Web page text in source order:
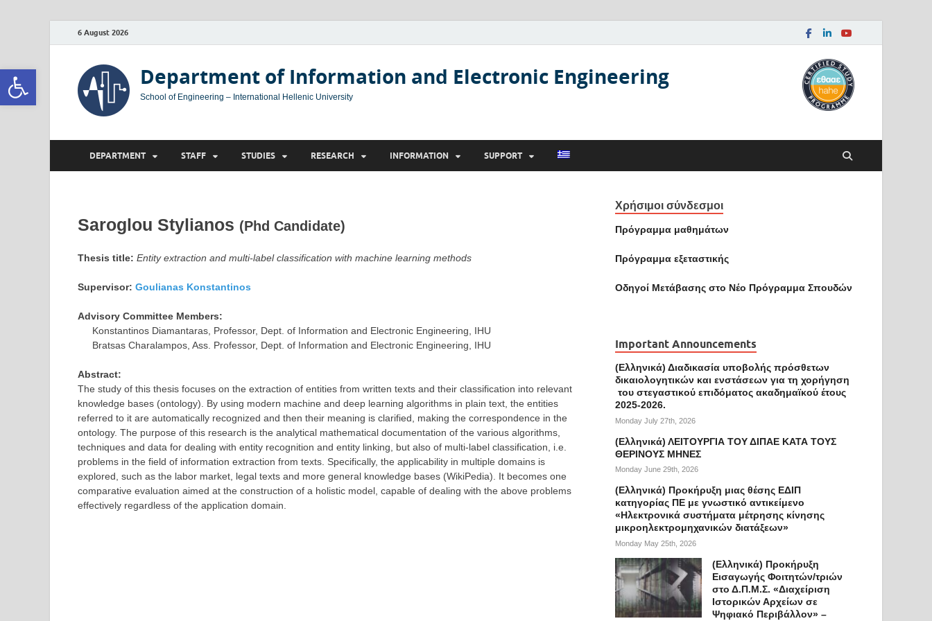
Open toolbar
6 August 2026
Department of Information and Electronic Engineering
School of Engineering – International Hellenic University
DEPARTMENT STAFF STUDIES RESEARCH INFORMATION SUPPORT
Saroglou Stylianos (Phd Candidate)
Thesis title: Entity extraction and multi-label classification with machine learning methods
Supervisor: Goulianas Konstantinos
Advisory Committee Members:
Konstantinos Diamantaras, Professor, Dept. of Information and Electronic Engineering, IHU
Bratsas Charalampos, Ass. Professor, Dept. of Information and Electronic Engineering, IHU
Abstract:
The study of this thesis focuses on the extraction of entities from written texts and their classification into relevant
knowledge bases (ontology). By using modern machine and deep learning algorithms in plain text, the entities
referred to it are automatically recognized and then their meaning is clarified, making the correspondence in the
ontology. The purpose of this research is the analytical mathematical documentation of the various algorithms,
techniques and data for dealing with entity recognition and entity linking, but also of multi-label classification, i.e.
problems in the field of information extraction from texts. Specifically, the applicability in multiple domains is
explored, such as the labor market, legal texts and more general knowledge bases (WikiPedia). It becomes one
comparative evaluation aimed at the construction of a holistic model, capable of dealing with the above problems
effectively regardless of the application domain.
Χρήσιμοι σύνδεσμοι
Πρόγραμμα μαθημάτων
Πρόγραμμα εξεταστικής
Οδηγοί Mετάβασης στο Νέο Πρόγραμμα Σπουδών
Important Announcements
(Ελληνικά) Διαδικασία υποβολής πρόσθετων
δικαιολογητικών και ενστάσεων για τη χορήγηση
του στεγαστικού επιδόματος ακαδημαϊκού έτους
2025-2026.
Monday July 27th, 2026
(Ελληνικά) ΛΕΙΤΟΥΡΓΙΑ ΤΟΥ ΔΙΠΑΕ ΚΑΤΑ ΤΟΥΣ
ΘΕΡΙΝΟΥΣ ΜΗΝΕΣ
Monday June 29th, 2026
(Ελληνικά) Προκήρυξη μιας θέσης ΕΔΙΠ
κατηγορίας ΠΕ με γνωστικό αντικείμενο
«Ηλεκτρονικά συστήματα μέτρησης κίνησης
μικροηλεκτρομηχανικών διατάξεων»
Monday May 25th, 2026
(Ελληνικά) Προκήρυξη
Εισαγωγής Φοιτητών/τριών
στο Δ.Π.Μ.Σ. «Διαχείριση
Ιστορικών Αρχείων σε
Ψηφιακό Περιβάλλον» –